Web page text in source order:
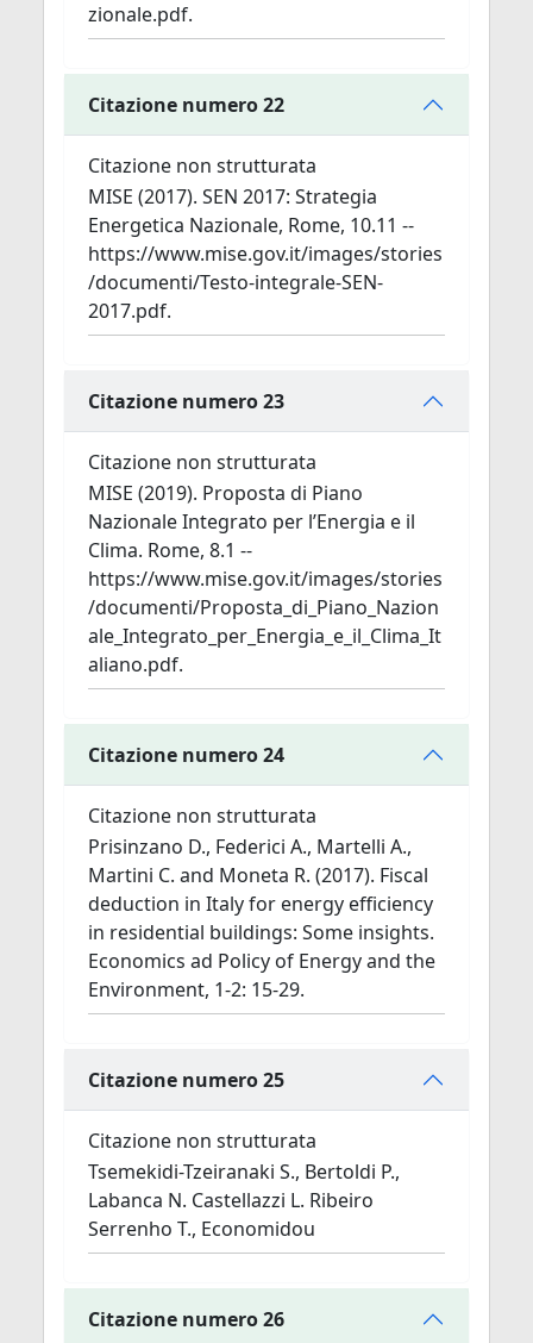
zionale.pdf.
Citazione numero 22
Citazione non strutturata
MISE (2017). SEN 2017: Strategia
Energetica Nazionale, Rome, 10.11 --
https://www.mise.gov.it/images/stories
/documenti/Testo-integrale-SEN-
2017.pdf.
Citazione numero 23
Citazione non strutturata
MISE (2019). Proposta di Piano
Nazionale Integrato per l’Energia e il
Clima. Rome, 8.1 --
https://www.mise.gov.it/images/stories
/documenti/Proposta_di_Piano_Nazion
ale_Integrato_per_Energia_e_il_Clima_It
aliano.pdf.
Citazione numero 24
Citazione non strutturata
Prisinzano D., Federici A., Martelli A.,
Martini C. and Moneta R. (2017). Fiscal
deduction in Italy for energy efficiency
in residential buildings: Some insights.
Economics ad Policy of Energy and the
Environment, 1-2: 15-29.
Citazione numero 25
Citazione non strutturata
Tsemekidi-Tzeiranaki S., Bertoldi P.,
Labanca N. Castellazzi L. Ribeiro
Serrenho T., Economidou
Citazione numero 26